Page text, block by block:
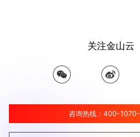
关注金山云
咨询热线：400-